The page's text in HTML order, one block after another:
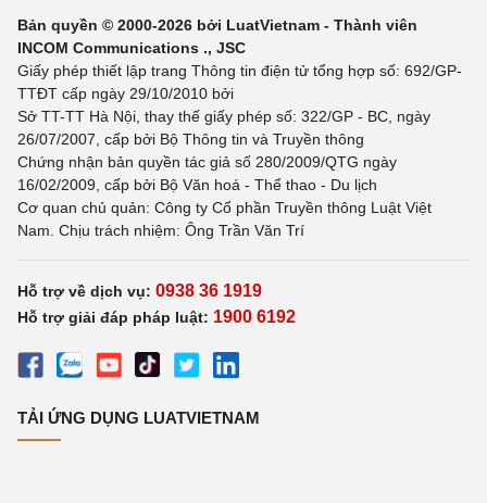
Bản quyền © 2000-2026 bởi LuatVietnam - Thành viên
INCOM Communications ., JSC
Giấy phép thiết lập trang Thông tin điện tử tổng hợp số: 692/GP-
TTĐT cấp ngày 29/10/2010 bởi
Sở TT-TT Hà Nội, thay thế giấy phép số: 322/GP - BC, ngày
26/07/2007, cấp bởi Bộ Thông tin và Truyền thông
Chứng nhận bản quyền tác giả số 280/2009/QTG ngày
16/02/2009, cấp bởi Bộ Văn hoá - Thể thao - Du lịch
Cơ quan chủ quản: Công ty Cổ phần Truyền thông Luật Việt
Nam. Chịu trách nhiệm: Ông Trần Văn Trí
Hỗ trợ về dịch vụ: 0938 36 1919
Hỗ trợ giải đáp pháp luật: 1900 6192
TẢI ỨNG DỤNG LUATVIETNAM